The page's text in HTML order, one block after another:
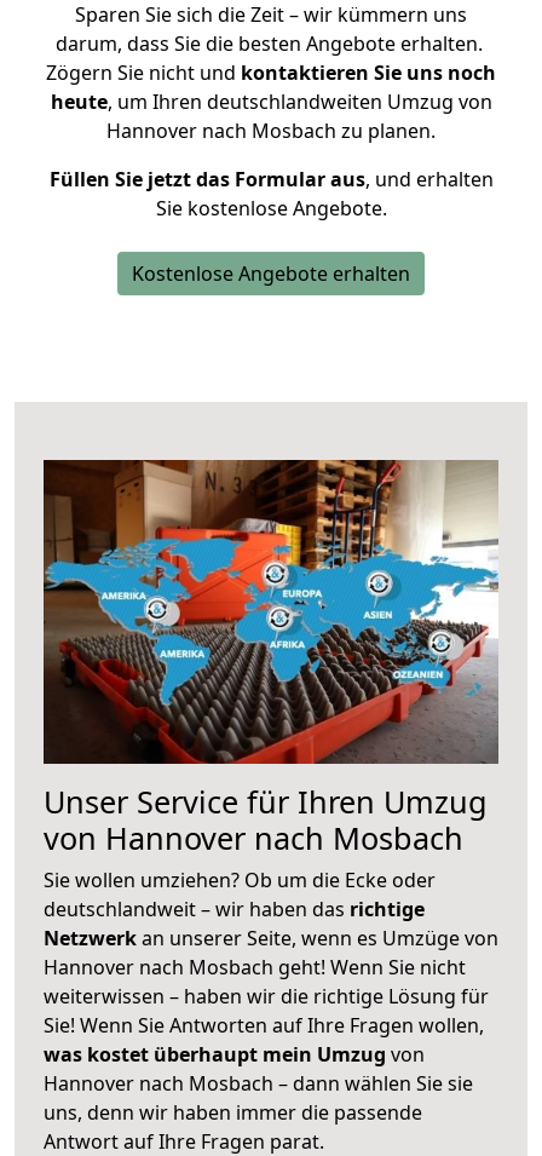
Sparen Sie sich die Zeit – wir kümmern uns
darum, dass Sie die besten Angebote erhalten.
Zögern Sie nicht und kontaktieren Sie uns noch
heute, um Ihren deutschlandweiten Umzug von
Hannover nach Mosbach zu planen.
Füllen Sie jetzt das Formular aus, und erhalten
Sie kostenlose Angebote.
Kostenlose Angebote erhalten
Unser Service für Ihren Umzug
von Hannover nach Mosbach
Sie wollen umziehen? Ob um die Ecke oder
deutschlandweit – wir haben das richtige
Netzwerkan unserer Seite, wenn es Umzüge von
Hannover nach Mosbach geht! Wenn Sie nicht
weiterwissen – haben wir die richtige Lösung für
Sie! Wenn Sie Antworten auf Ihre Fragen wollen,
was kostet überhaupt mein Umzug von
Hannover nach Mosbach – dann wählen Sie sie
uns, denn wir haben immer die passende
Antwort auf Ihre Fragen parat.